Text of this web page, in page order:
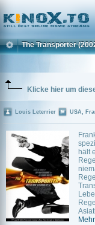
Home
The Transporter
Klicke hier um
hält
Louis Leterrier USA,